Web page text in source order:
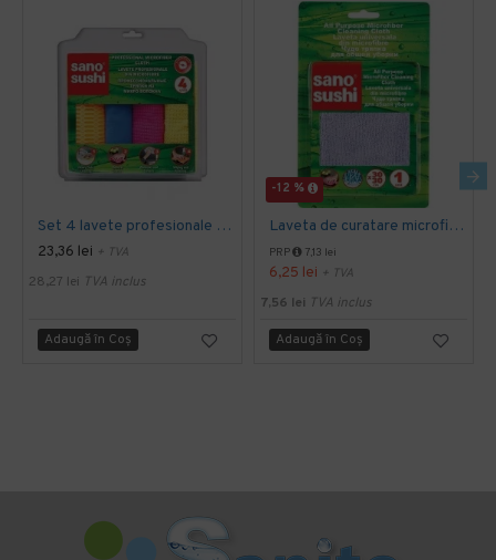
Set 4 lavete profesionale din microfibre Sano Sushi
23,36 lei + TVA
28,27 lei TVA inclus
Adaugă în Coş
-12 %
Laveta de curatare microfibra 30 x 30 cm, Sano Sushi
PRP 7,13 lei
6,25 lei + TVA
7,56 lei TVA inclus
Adaugă în Coş